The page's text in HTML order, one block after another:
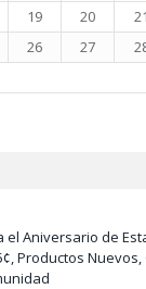
19 20 21
26 27
el Aniversario de
Productos